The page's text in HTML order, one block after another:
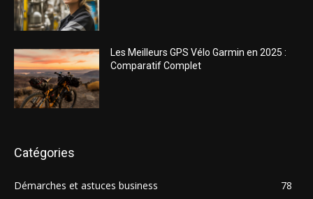
Les Meilleurs GPS Vélo Garmin en 2025 :
Comparatif Complet
Catégories
Démarches et astuces business
78